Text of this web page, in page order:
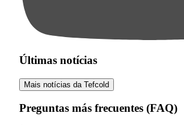
Últimas notícias
Mais notícias da Tefcold
Preguntas más frecuentes (FAQ)